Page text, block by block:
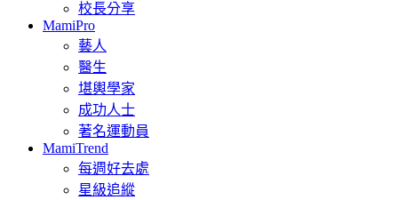
校長分享
MamiPro
藝人
醫生
堪輿學家
成功人士
著名運動員
MamiTrend
每週好去處
星級追縱